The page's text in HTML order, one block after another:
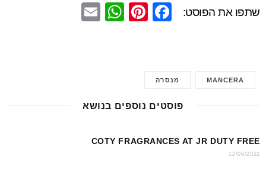
שתפו את הפוסט:
F
o
k
Pi
W
p
MANCERA מנסרה
פוסטים נוספים בנושא
COTY FRAGRANCES AT JR DUTY FREE
12/06/2022